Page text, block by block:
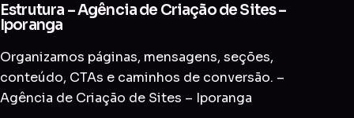
Estrutura – Agência de Criação de Sites –
Iporanga
Organizamos páginas, mensagens, seções,
conteúdo, CTAs e caminhos de conversão. –
Agência de Criação de Sites – Iporanga